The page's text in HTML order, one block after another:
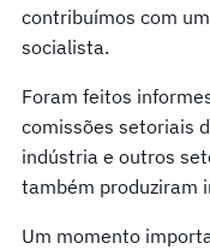
contribuímos com
socialista.
Foram feitos
comissões setoriais
indústria e outros
também produziram
Um momento